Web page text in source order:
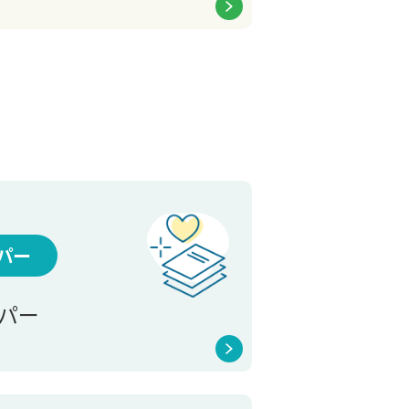
ー
ー